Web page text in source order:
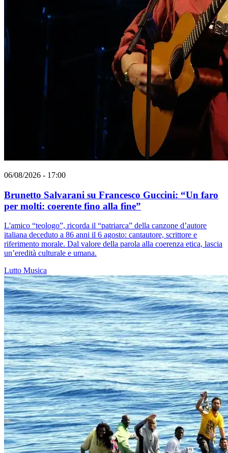
06/08/2026 - 17:00
Brunetto Salvarani su Francesco Guccini: “Un faro
per molti: coerente fino alla fine”
L'amico “teologo”, ricorda il “patriarca” della canzone d’autore
italiana deceduto a 86 anni il 6 agosto: cantautore, scrittore e
riferimento morale. Dal valore della parola alla coerenza etica, lascia
un’eredità culturale e umana.
Lutto Musica